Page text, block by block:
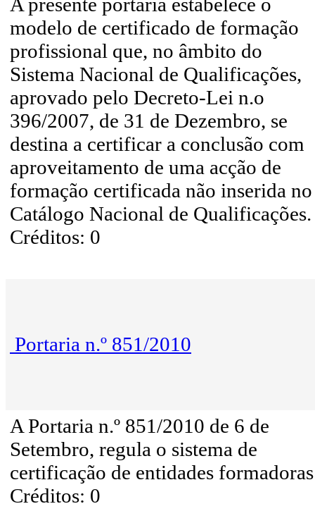
A presente portaria estabelece o
modelo de certificado de formação
profissional que, no âmbito do
Sistema Nacional de Qualificações,
aprovado pelo Decreto-Lei n.o
396/2007, de 31 de Dezembro, se
destina a certificar a conclusão com
aproveitamento de uma acção de
formação certificada não inserida no
Catálogo Nacional de Qualificações.
Créditos: 0
Portaria n.º 851/2010
A Portaria n.º 851/2010 de 6 de
Setembro, regula o sistema de
certificação de entidades formadoras
Créditos: 0